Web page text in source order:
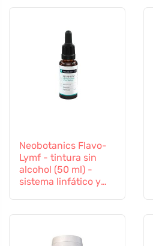
Neobotanics Flavo-
Lymf - tintura sin
alcohol (50 ml) -
sistema linfático y